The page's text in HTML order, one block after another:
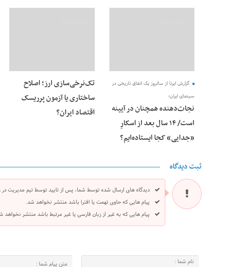
گزارش ایرنا از سالروز یک اتفاق تاریخی در
سینمای ایران؛
نجات‌دهنده‌ همچنان در آیینه
است/ ۱۴ سال بعد از اسکارِ
«جدایی» کجا ایستاده‌ایم؟
تک‌نرخی‌سازی ارز؛ اصلاح
ساختاری یا آزمون پرریسک
اقتصاد ایران؟
ثبت دیدگاه
دیدگاه های ارسال شده توسط شما، پس از تایید توسط تیم مدیریت
پیام هایی که حاوی تهمت یا افترا باشد منتشر نخواهد شد.
پیام هایی که به غیر از زبان فارسی یا غیر مرتبط باشد منتشر نخواهد